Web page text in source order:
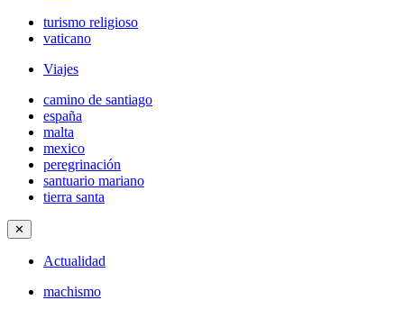
turismo religioso
vaticano
Viajes
camino de santiago
españa
malta
mexico
peregrinación
santuario mariano
tierra santa
✕
Actualidad
machismo